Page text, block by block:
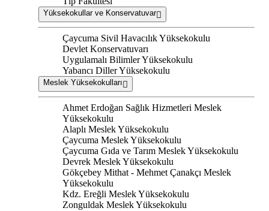
Yüksekokullar ve Konservatuvar
Çaycuma Sivil Havacılık Yüksekokulu
Devlet Konservatuvarı
Uygulamalı Bilimler Yüksekokulu
Yabancı Diller Yüksekokulu
Meslek Yüksekokulları
Ahmet Erdoğan Sağlık Hizmetleri Meslek
Yüksekokulu
Alaplı Meslek Yüksekokulu
Çaycuma Meslek Yüksekokulu
Çaycuma Gıda ve Tarım Meslek Yüksekokulu
Devrek Meslek Yüksekokulu
Gökçebey Mithat - Mehmet Çanakçı Meslek
Yüksekokulu
Kdz. Ereğli Meslek Yüksekokulu
Zonguldak Meslek Yüksekokulu